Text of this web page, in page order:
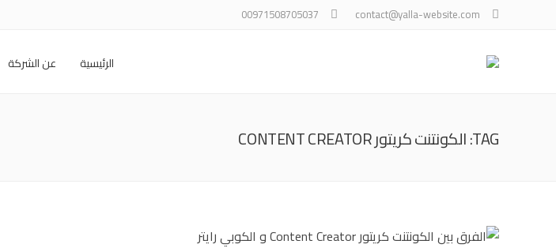
contact@yalla-website.com
00971508705037
الرئيسية عن الشركة
TAG: الكونتنت كريتور CONTENT CREATOR